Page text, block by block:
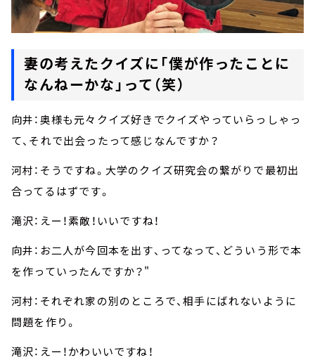
妻の考えたクイズに「僕が作ったことに
なんねーかな」って（笑）
向井：奥様も元々クイズ好きでクイズやっていらっしゃっ
て、それで出会ったって感じなんですか？
河村：そうですね。大学のクイズ研究会の繋がりで最初出
合ってるはずです。
滝沢：えー！素敵！いいですね！
向井：お二人が今回本を出す、ってなって、どういう形で本
を作っていったんですか？"
河村：それぞれ家の別のところで、相手にばれないように
問題を作り。
滝沢：えー！かわいいですね！